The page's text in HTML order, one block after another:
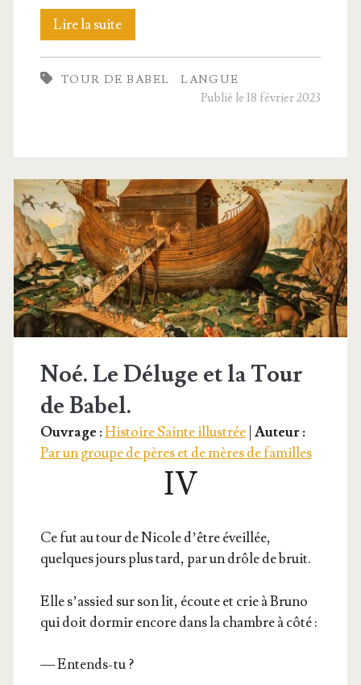
Lire la suite8.
La
tour
–
Confu­
sion
des
langues
TOUR DE BABEL
LANGUE
Publié le 18 février 2023
Noé. Le Déluge et la Tour
de Babel.
Ouvrage :Histoire Sainte illustrée| Auteur :
Par un groupe de pères et de mères de familles
IV
Ce fut au tour de Nicole d’être éveillée,
quelques jours plus tard, par un drôle de bruit.
Elle s’as­sied sur son lit, écoute et crie à Bru­no
qui doit dor­mir encore dans la chambre à côté :
— Entends-tu ?